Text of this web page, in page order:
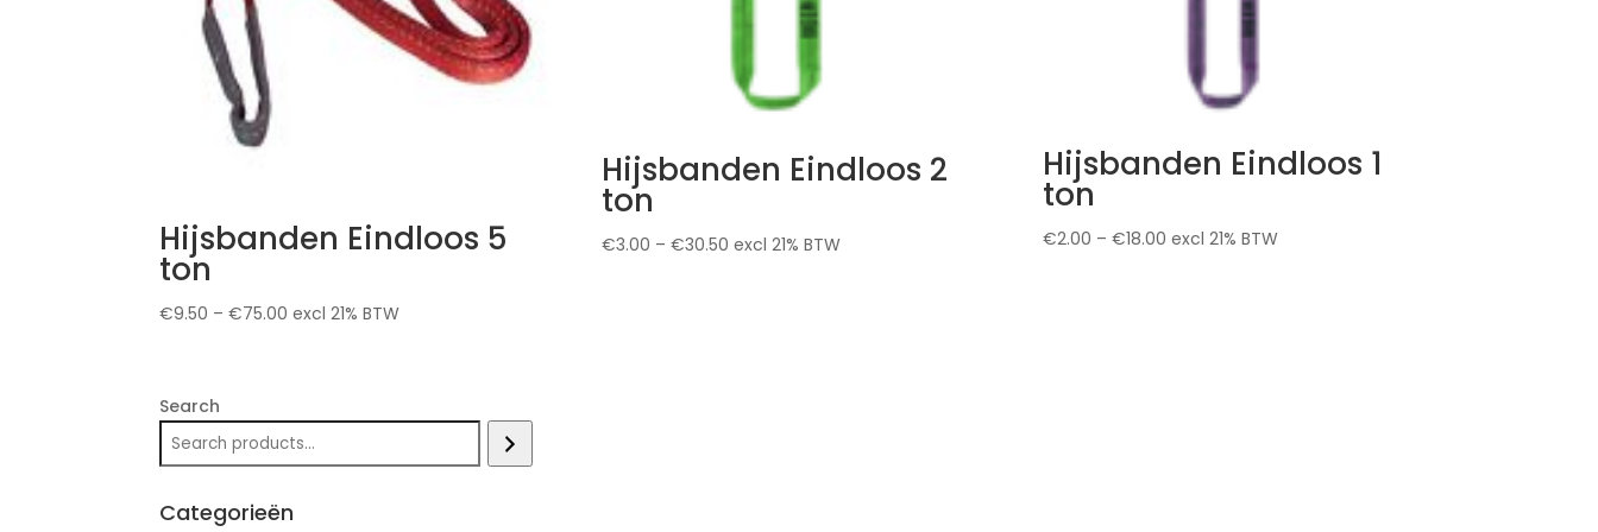
Hijsbanden Eindloos 5
ton
€9.50 –€75.00 excl 21% BTW
Hijsbanden Eindloos 2
ton
€3.00 – €30.50 excl 21% BTW
Hijsbanden Eindloos 1
ton
€2.00 –€18.00 excl 21% BTW
Search
Categorieën